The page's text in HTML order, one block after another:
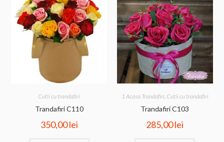
Cutii cu trandafiri
Trandafiri C110
350,00lei
1 Acasa Trandafiri, Cutii cu trandafiri
Trandafiri C103
285,00lei